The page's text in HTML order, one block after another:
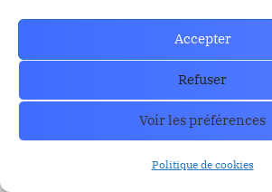
Accepter
Refuser
Voir les préférences
Politique de cookies
Contact US